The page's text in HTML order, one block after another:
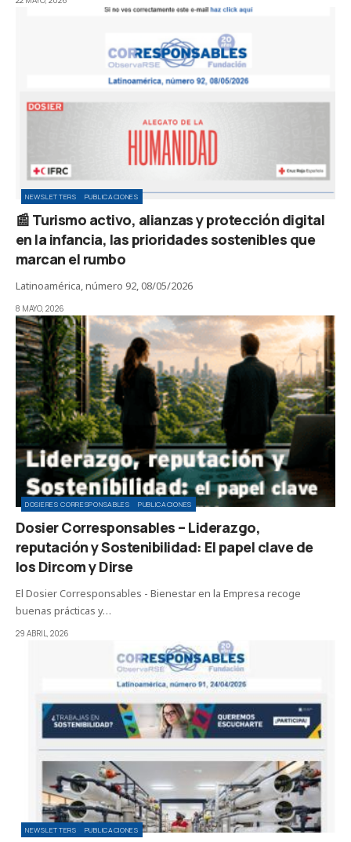
NEWSLETTERS PUBLICACIONES
📰 Turismo activo, alianzas y protección digital
en la infancia, las prioridades sostenibles que
marcan el rumbo
Latinoamérica, número 92, 08/05/2026
8 MAYO, 2026
DOSIERES CORRESPONSABLES PUBLICACIONES
Dosier Corresponsables – Liderazgo,
reputación y Sostenibilidad: El papel clave de
los Dircom y Dirse
El Dosier Corresponsables - Bienestar en la Empresa recoge
buenas prácticas y…
29 ABRIL, 2026
NEWSLETTERS PUBLICACIONES